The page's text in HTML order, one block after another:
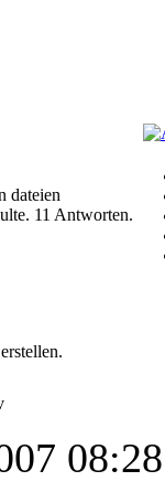
dateien
. 11 Antworten.
08:28